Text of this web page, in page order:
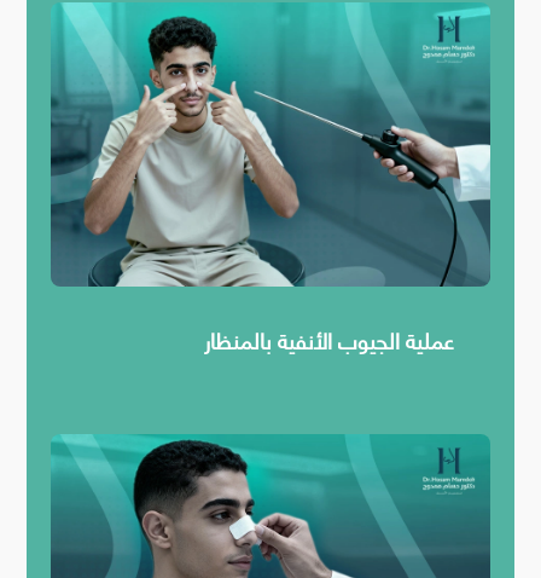
عملية الجيوب الأنفية بالمنظار